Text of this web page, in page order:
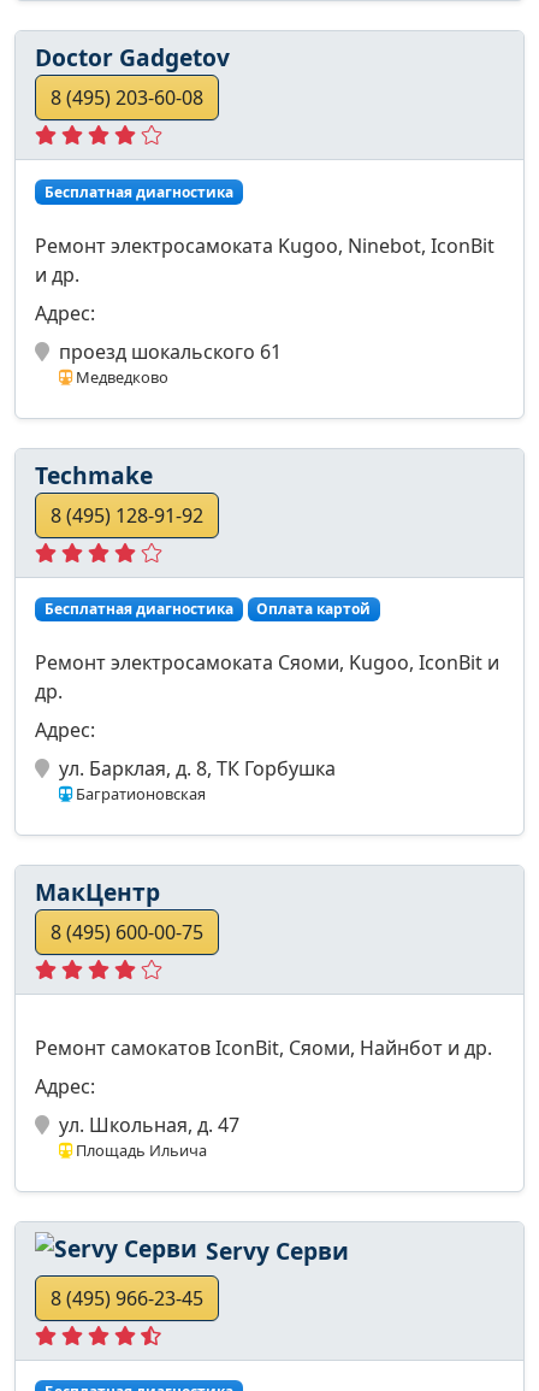
Doctor Gadgetov
8 (495) 203-60-08
Бесплатная диагностика
Ремонт электросамоката Kugoo, Ninebot, IconBit
и др.
Адрес:
проезд шокальского 61
Медведково
Techmake
8 (495) 128-91-92
Бесплатная диагностика Оплата картой
Ремонт электросамоката Сяоми, Kugoo, IconBit и
др.
Адрес:
ул. Барклая, д. 8, ТК Горбушка
Багратионовская
МакЦентр
8 (495) 600-00-75
Ремонт самокатов IconBit, Сяоми, Найнбот и др.
Адрес:
ул. Школьная, д. 47
Площадь Ильича
Servy Серви
8 (495) 966-23-45